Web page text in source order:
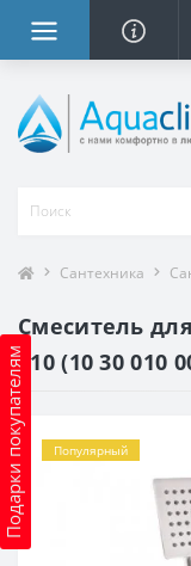
Подарки покупателям
Сантехника
Смеситель
010 (10 30 010
Популярный